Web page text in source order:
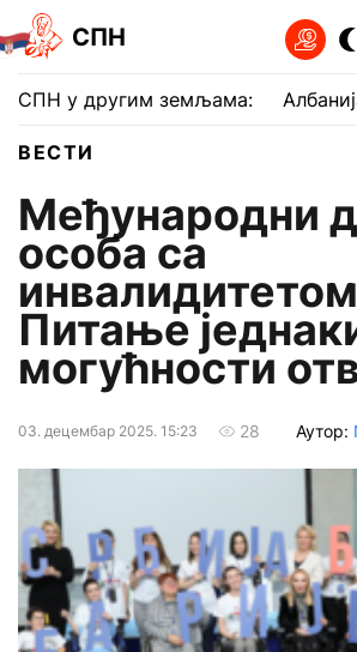
СПН
СПН у другим земљама:
ВЕСТИ
Међународни
особа са
Питање
могућности
03. децембар 2025. 15:23 28 Аутор: